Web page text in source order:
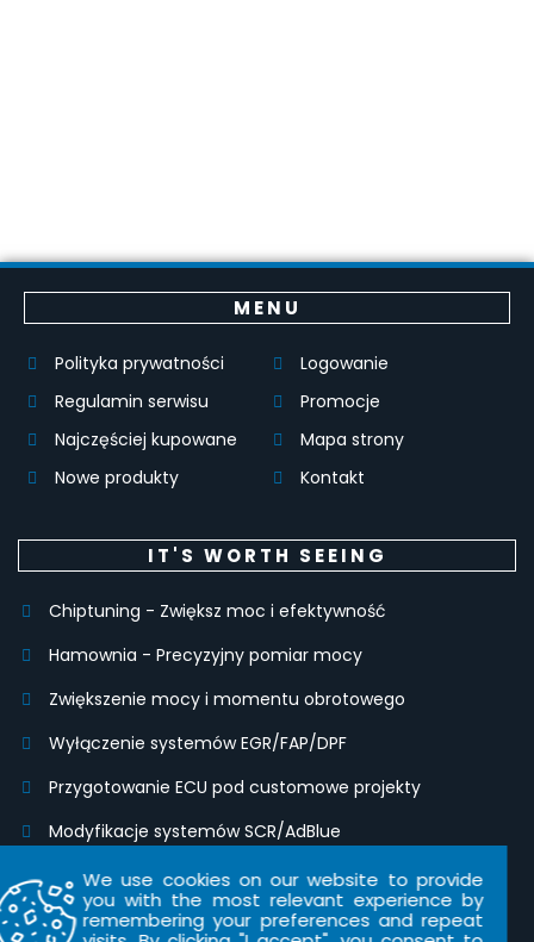
MENU
Polityka prywatności
Regulamin serwisu
Najczęściej kupowane
Nowe produkty
Logowanie
Promocje
Mapa strony
Kontakt
IT'S WORTH SEEING
Chiptuning - Zwiększ moc i efektywność
Hamownia - Precyzyjny pomiar mocy
Zwiększenie mocy i momentu obrotowego
Wyłączenie systemów EGR/FAP/DPF
Przygotowanie ECU pod customowe projekty
Modyfikacje systemów SCR/AdBlue
Modyfikacje IMMO, klonowanie modułów i kodowanie
kluczyków
We use cookies on our website to provide
you with the most relevant experience by
remembering your preferences and repeat